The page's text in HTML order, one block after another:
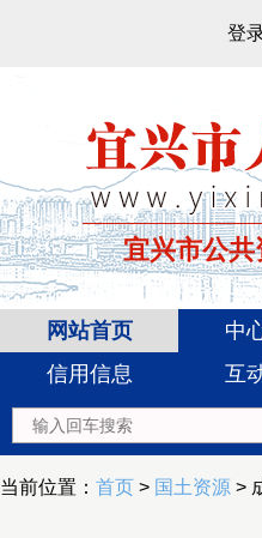
登
宜兴市公
网站首页 中
信用信息
互
当前位置： 首页 > 国土资源 >